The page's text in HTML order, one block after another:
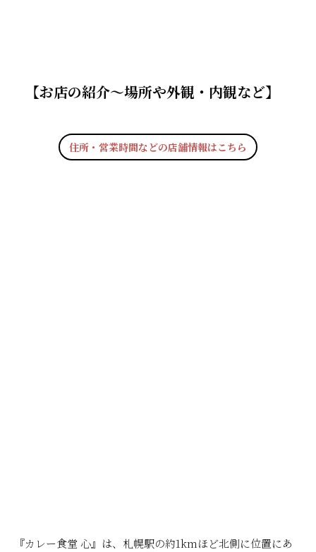
【お店の紹介〜場所や外観・内観など】
住所・営業時間などの店舗情報はこちら
『カレー食堂 心』は、札幌駅の約1kmほど北側に位置にあ